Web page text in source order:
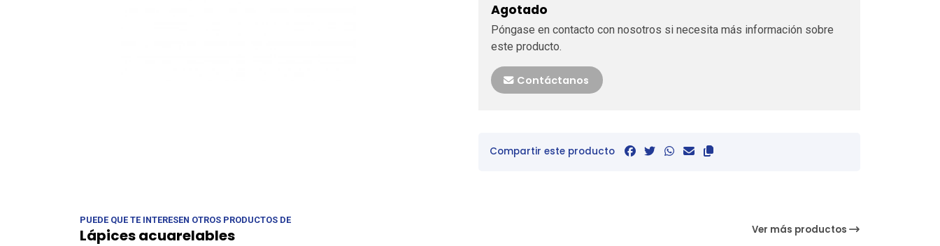
Agotado
Póngase en contacto con nosotros si necesita más información sobre
este producto.
Contáctanos
Compartir este producto
PUEDE QUE TE INTERESEN OTROS PRODUCTOS DE
Lápices acuarelables Ver más productos